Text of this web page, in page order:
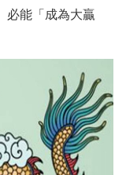
能「成為大贏